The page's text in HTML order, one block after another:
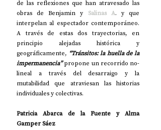
de las reflexiones que han atravesado las
obras de Benjamin y Salinas A. y que
interpelan al espectador contemporáneo.
A través de estas dos trayectorias, en
principio alejadas histórica y
geográficamente, “Tránsitos: la huella de la
impermanencia” propone un recorrido no-
lineal a través del desarraigo y la
mutabilidad que atraviesan las historias
individuales y colectivas.
Patricia Abarca de la Fuente y Alma
Gamper Sáez